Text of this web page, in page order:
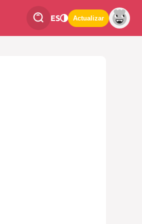
ES Actualizar